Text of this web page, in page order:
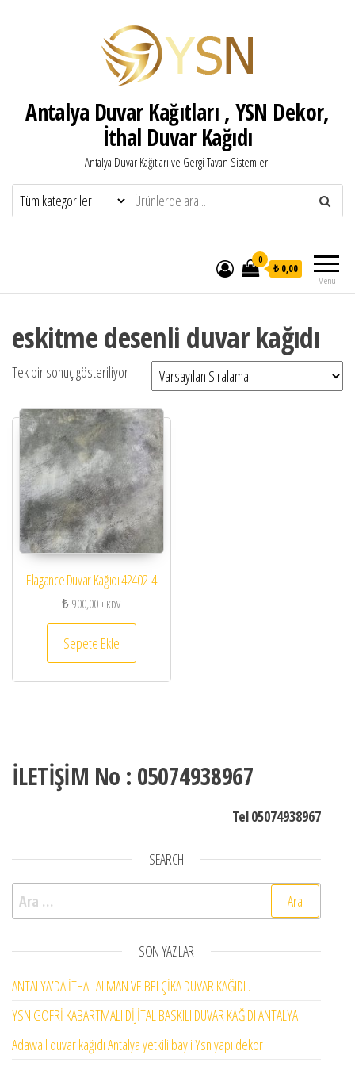
Antalya Duvar Kağıtları , YSN Dekor,
İthal Duvar Kağıdı
Antalya Duvar Kağıtları ve Gergi Tavan Sistemleri
Menü
0
₺ 0,00
eskitme desenli duvar kağıdı
Tek bir sonuç gösteriliyor
Elagance Duvar Kağıdı 42402-4
₺900,00+ KDV
Sepete Ekle
İLETİŞİM No : 05074938967
Tel:05074938967
SEARCH
Arama:
SON YAZILAR
ANTALYA’DA İTHAL ALMAN VE BELÇİKA DUVAR KAĞIDI .
YSN GOFRİ KABARTMALI DİJİTAL BASKILI DUVAR KAĞIDI ANTALYA
Adawall duvar kağıdı Antalya yetkili bayii Ysn yapı dekor